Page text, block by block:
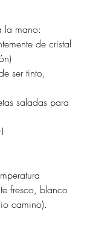
la mano:
de cristal
ser tinto,
saladas para
fresco, blanco
camino).